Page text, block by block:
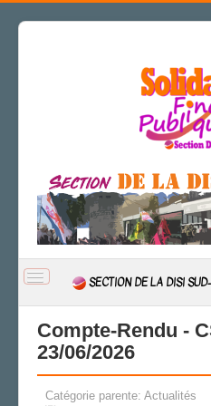
BASCULER
NAVIGATION
SECTION DE LA DISI
ACTUALITÉ
CSAL
CAP/Recours
Compte-Rendu -
23/06/2026
Catégorie parente: Actualités